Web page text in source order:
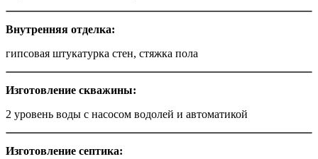
Внутренняя отделка:
гипсовая штукатурка стен, стяжка пола
Изготовление скважины:
2 уровень воды с насосом водолей и автоматикой
Изготовление септика: